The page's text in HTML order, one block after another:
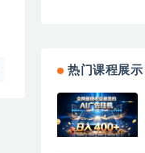
热门课程展示